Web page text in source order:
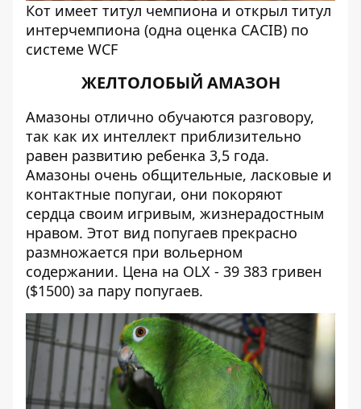
Кот имеет титул чемпиона и открыл титул
интерчемпиона (одна оценка CACIB) по
системе WCF
ЖЕЛТОЛОБЫЙ АМАЗОН
Амазоны отлично обучаются разговору,
так как их интеллект приблизительно
равен развитию ребенка 3,5 года.
Амазоны очень общительные, ласковые и
контактные попугаи, они покоряют
сердца своим игривым, жизнерадостным
нравом. Этот вид попугаев прекрасно
размножается при вольерном
содержании. Цена на ОLX - 39 383 гривен
($1500) за пару попугаев.